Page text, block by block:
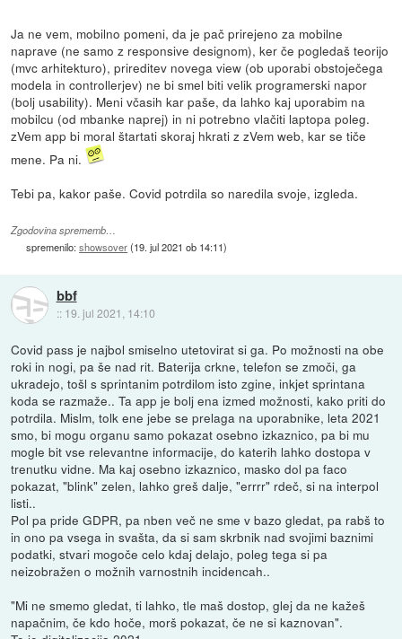
Ja ne vem, mobilno pomeni, da je pač prirejeno za mobilne
naprave (ne samo z responsive designom), ker če pogledaš teorijo
(mvc arhitekturo), prireditev novega view (ob uporabi obstoječega
modela in controllerjev) ne bi smel biti velik programerski napor
(bolj usability). Meni včasih kar paše, da lahko kaj uporabim na
mobilcu (od mbanke naprej) in ni potrebno vlačiti laptopa poleg.
zVem app bi moral štartati skoraj hkrati z zVem web, kar se tiče
mene. Pa ni.
Tebi pa, kakor paše. Covid potrdila so naredila svoje, izgleda.
Zgodovina sprememb…
spremenilo:showsover(19. jul 2021 ob 14:11)
bbf
:: 19. jul 2021, 14:10
Covid pass je najbol smiselno utetovirat si ga. Po možnosti na obe
roki in nogi, pa še nad rit. Baterija crkne, telefon se zmoči, ga
ukradejo, tošl s sprintanim potrdilom isto zgine, inkjet sprintana
koda se razmaže.. Ta app je bolj ena izmed možnosti, kako priti do
potrdila. Mislm, tolk ene jebe se prelaga na uporabnike, leta 2021
smo, bi mogu organu samo pokazat osebno izkaznico, pa bi mu
mogle bit vse relevantne informacije, do katerih lahko dostopa v
trenutku vidne. Ma kaj osebno izkaznico, masko dol pa faco
pokazat, "blink" zelen, lahko greš dalje, "errrr" rdeč, si na interpol
listi..
Pol pa pride GDPR, pa nben več ne sme v bazo gledat, pa rabš to
in ono pa vsega in svašta, da si sam skrbnik nad svojimi baznimi
podatki, stvari mogoče celo kdaj delajo, poleg tega si pa
neizobražen o možnih varnostnih incidencah..
"Mi ne smemo gledat, ti lahko, tle maš dostop, glej da ne kažeš
napačnim, če kdo hoče, morš pokazat, če ne si kaznovan".